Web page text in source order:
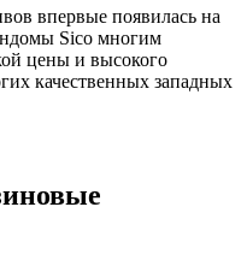
впервые появилась на
Sico многим
цены и высокого
качественных западных